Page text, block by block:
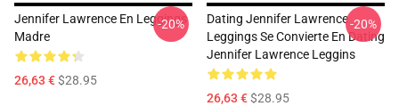
Jennifer Lawrence En Leggings
Madre
26,63 €$28.95
-20%
Dating Jennifer Lawrence
Leggings Se Convierte En Dating
Jennifer Lawrence Leggins
26,63 €$28.95
-20%